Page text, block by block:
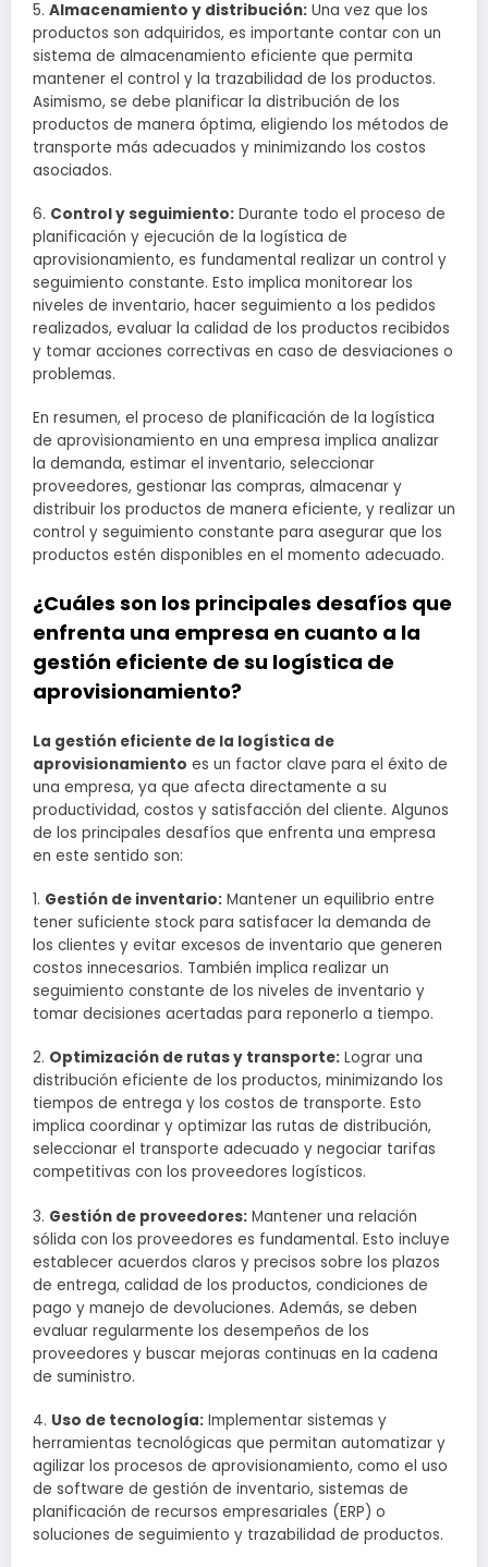
5. Almacenamiento y distribución: Una vez que los
productos son adquiridos, es importante contar con un
sistema de almacenamiento eficiente que permita
mantener el control y la trazabilidad de los productos.
Asimismo, se debe planificar la distribución de los
productos de manera óptima, eligiendo los métodos de
transporte más adecuados y minimizando los costos
asociados.
6. Control y seguimiento: Durante todo el proceso de
planificación y ejecución de la logística de
aprovisionamiento, es fundamental realizar un control y
seguimiento constante. Esto implica monitorear los
niveles de inventario, hacer seguimiento a los pedidos
realizados, evaluar la calidad de los productos recibidos
y tomar acciones correctivas en caso de desviaciones o
problemas.
En resumen, el proceso de planificación de la logística
de aprovisionamiento en una empresa implica analizar
la demanda, estimar el inventario, seleccionar
proveedores, gestionar las compras, almacenar y
distribuir los productos de manera eficiente, y realizar un
control y seguimiento constante para asegurar que los
productos estén disponibles en el momento adecuado.
¿Cuáles son los principales desafíos que
enfrenta una empresa en cuanto a la
gestión eficiente de su logística de
aprovisionamiento?
La gestión eficiente de la logística de
aprovisionamiento es un factor clave para el éxito de
una empresa, ya que afecta directamente a su
productividad, costos y satisfacción del cliente. Algunos
de los principales desafíos que enfrenta una empresa
en este sentido son:
1. Gestión de inventario: Mantener un equilibrio entre
tener suficiente stock para satisfacer la demanda de
los clientes y evitar excesos de inventario que generen
costos innecesarios. También implica realizar un
seguimiento constante de los niveles de inventario y
tomar decisiones acertadas para reponerlo a tiempo.
2. Optimización de rutas y transporte: Lograr una
distribución eficiente de los productos, minimizando los
tiempos de entrega y los costos de transporte. Esto
implica coordinar y optimizar las rutas de distribución,
seleccionar el transporte adecuado y negociar tarifas
competitivas con los proveedores logísticos.
3. Gestión de proveedores: Mantener una relación
sólida con los proveedores es fundamental. Esto incluye
establecer acuerdos claros y precisos sobre los plazos
de entrega, calidad de los productos, condiciones de
pago y manejo de devoluciones. Además, se deben
evaluar regularmente los desempeños de los
proveedores y buscar mejoras continuas en la cadena
de suministro.
4. Uso de tecnología: Implementar sistemas y
herramientas tecnológicas que permitan automatizar y
agilizar los procesos de aprovisionamiento, como el uso
de software de gestión de inventario, sistemas de
planificación de recursos empresariales (ERP) o
soluciones de seguimiento y trazabilidad de productos.